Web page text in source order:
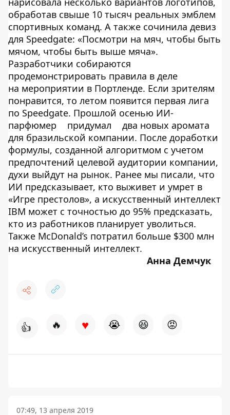
обработав свыше 10 тысяч реальных эмблем
спортивных команд. А также сочинила девиз
для Speedgate: «Посмотри на мяч, чтобы быть
мячом, чтобы быть выше мяча».
Разработчики собираются
продемонстрировать правила в деле
на мероприятии в Портленде. Если зрителям
понравится, то летом появится первая лига
по Speedgate. Прошлой осенью ИИ-
парфюмер
придумал
два новых аромата
для бразильской компании. После доработки
формулы, созданной алгоритмом с учетом
предпочтений целевой аудитории компании,
духи выйдут на рынок. Ранее мы писали, что
ИИ предсказывает, кто выживет и умрет в
«Игре престолов», а искусственный интеллект
IBM может с точностью до 95% предсказать,
кто из работников планирует уволиться.
Также McDonald’s потратил больше $300 млн
на искусственный интеллект.
Анна Демчук
👍 🔥 ♥ 😭 😆 😡
07:49, 13 апреля 2019